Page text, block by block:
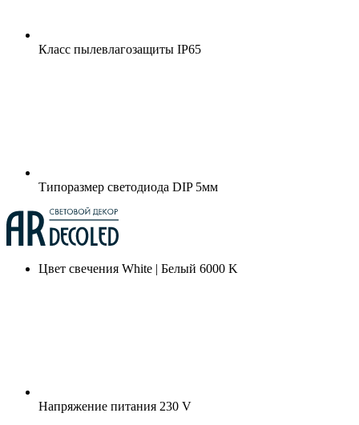
Класс пылевлагозащиты IP65
Типоразмер светодиода DIP 5мм
Цвет свечения White | Белый 6000 K
Напряжение питания 230 V